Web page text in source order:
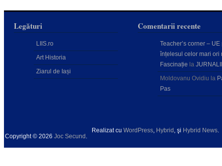
Legături
LIIS.ro
Art Historia
Ziarul de Iași
Comentarii recente
Teacher’s corner – UE
înțelesul celor mari ori
Fascinație la
Moldovanu Ovidiu la
Pas
Copyright © 2026 Joc Secund .
Realizat cu WordPress, Hybrid , şi Hybrid News.